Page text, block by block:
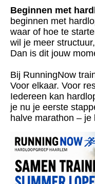
Beginnen met
beginnen met
waar of hoe te
wil je meer
Dan is dit jouw
Bij RunningNow
Voor elkaar. Voor
Iedereen kan
je nu je eerste
halve marathon – je